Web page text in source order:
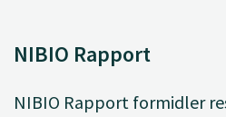
NIBIO Rapport
NIBIO Rapport formidler